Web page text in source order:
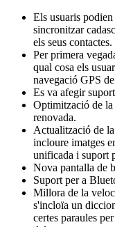
Els usuaris
sincronitzar
els seus contactes.
Per primera
qual cosa els
navegació GPS
Es va afegir
Optimització de
renovada.
Actualització de
incloure imatges
unificada i suport
Nova pantalla de
Suport per a
Millora de la
s'incloïa un
certes paraules